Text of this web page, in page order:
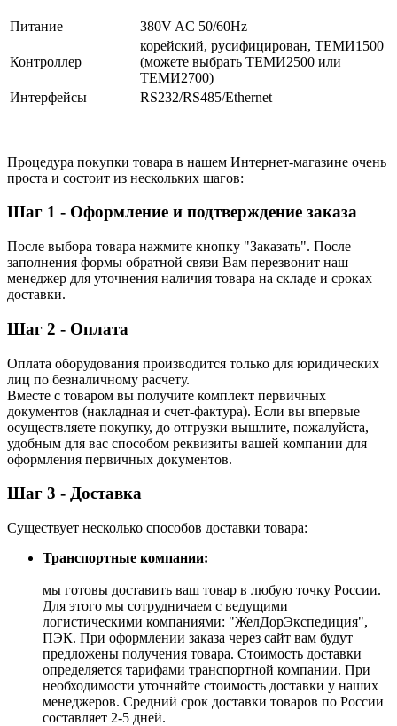
Питание 380V AC 50/60Hz
Контроллер
корейский, русифицирован, ТЕМИ1500
(можете выбрать ТЕМИ2500 или
ТЕМИ2700)
Интерфейсы
RS232/RS485/Ethernet
Процедура покупки товара в нашем Интернет-магазине очень
проста и состоит из нескольких шагов:
Шаг 1 - Оформление и подтверждение заказа
После выбора товара нажмите кнопку "Заказать". После
заполнения формы обратной связи Вам перезвонит наш
менеджер для уточнения наличия товара на складе и сроках
доставки.
Шаг 2 - Оплата
Оплата оборудования производится только для юридических
лиц по безналичному расчету.
Вместе с товаром вы получите комплект первичных
документов (накладная и счет-фактура). Если вы впервые
осуществляете покупку, до отгрузки вышлите, пожалуйста,
удобным для вас способом реквизиты вашей компании для
оформления первичных документов.
Шаг 3 - Доставка
Существует несколько способов доставки товара:
Транспортные компании:
мы готовы доставить ваш товар в любую точку России.
Для этого мы сотрудничаем с ведущими
логистическими компаниями: "ЖелДорЭкспедиция",
ПЭК. При оформлении заказа через сайт вам будут
предложены получения товара. Стоимость доставки
определяется тарифами транспортной компании. При
необходимости уточняйте стоимость доставки у наших
менеджеров. Средний срок доставки товаров по России
составляет 2-5 дней.